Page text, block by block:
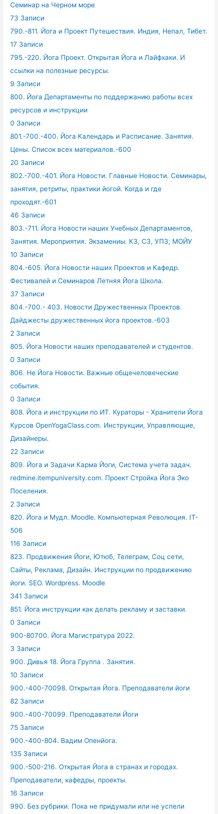
Семинар на Черном море
73 Записи
790.-811. Йога и Проект Путешествия. Индия, Непал, Тибет.
17 Записи
795.-220. Йога Проект. Открытая Йога и Лайфхаки. И
ссылки на полезные ресурсы.
9 Записи
800. Йога Департаменты по поддержанию работы всех
ресурсов и инструкции
0 Записи
801.-700.-400. Йога Календарь и Расписание. Занятия.
Цены. Список всех материалов.-600
20 Записи
802.-700.-401. Йога Новости. Главные Новости. Семинары,
занятия, ретриты, практики йогой. Когда и где
проходят.-601
46 Записи
803.-711. Йога Новости наших Учебных Департаментов,
Занятия. Мероприятия. Экзамениы. КЗ, СЗ, УПЗ, МОЙУ
10 Записи
804.-605. Йога Новости наших Проектов и Кафедр.
Фестивалей и Семинаров Летняя Йога Школа.
37 Записи
804.-700.- 403. Новости Дружественных Проектов.
Дайджесты дружественных йога проектов.-603
2 Записи
805. Йога Новости наших преподавателей и студентов.
0 Записи
806. Не Йога Новости. Важные общечеловеческие
события.
0 Записи
808. Йога и инструкции по ИТ. Кураторы - Хранители Йога
Курсов OpenYogaClass.com. Инструкции, Управляющие,
Дизайнеры.
22 Записи
809. Йога и Задачи Карма Йоги, Система учета задач.
redmine.itempuniversity.com. Проект Стройка Йога Эко
Поселения.
2 Записи
820. Йога и Мудл. Moodle. Компьютерная Революция. IT-
506
116 Записи
823. Продвижения Йоги, Ютюб, Телеграм, Соц сети,
Сайты, Реклама, Дизайн. Инструкции по продвижению
йоги. SEO. Wordpress. Moodle
341 Записи
851. Йога инструкции как делать рекламу и заставки.
0 Записи
900-80700. Йога Магистратура 2022.
3 Записи
900. Дивья 18. Йога Группа . Занятия.
10 Записи
900.-400-70098. Открытая Йога. Преподаватели йоги
82 Записи
900.-400-70099. Преподаватели Йоги
75 Записи
900.-400-804. Вадим Опенйога.
135 Записи
900.-500-216. Открытая Йога в странах и городах.
Преподаватели, кафедры, проекты.
16 Записи
990. Без рубрики. Пока не придумали или не успели